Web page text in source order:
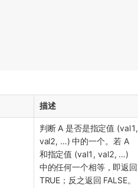
描述
判断 A 是否是指定值 (val1,
val2, …​) 中的一个。若 A
和指定值 (val1, val2, …​)
中的任何一个相等，即返回
TRUE；反之返回 FALSE。